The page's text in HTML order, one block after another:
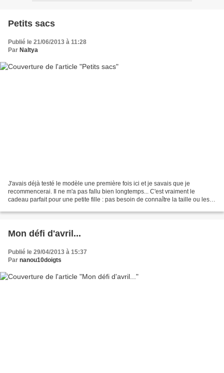
Petits sacs
Publié le 21/06/2013 à 11:28
Par Naltya
J'avais déjà testé le modèle une première fois ici et je savais que je
recommencerai. Il ne m'a pas fallu bien longtemps... C'est vraiment le
cadeau parfait pour une petite fille : pas besoin de connaître la taille ou les
Mon défi d'avril...
Publié le 29/04/2013 à 15:37
Par nanou10doigts